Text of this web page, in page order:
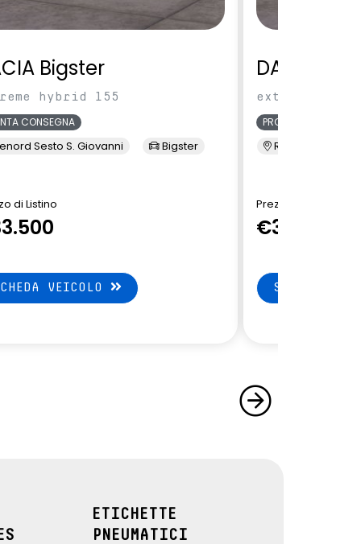
Bigster
hybrid 155
CONSEGNA
Sesto S. Giovanni Bigster
di Listino
VEICOLO
DACIA
extreme
PRONTA CONSEGNA
Renord Sesto S.
Prezzo di Listino
€32.650
SCHEDA
ETICHETTE
PNEUMATICI